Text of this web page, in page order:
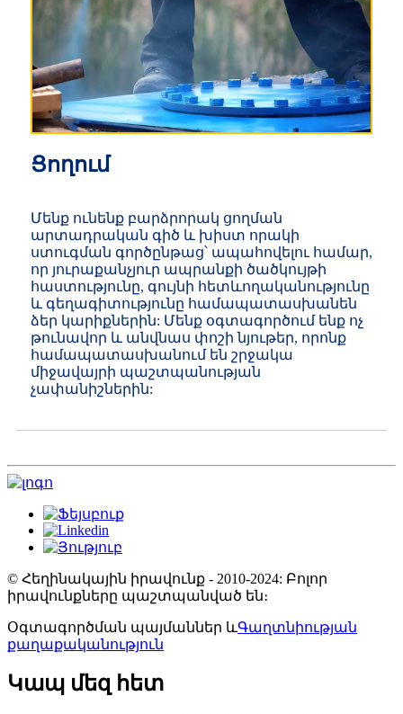
Ցողում
Մենք ունենք բարձրորակ ցողման
արտադրական գիծ և խիստ որակի
ստուգման գործընթաց՝ ապահովելու համար,
որ յուրաքանչյուր ապրանքի ծածկույթի
հաստությունը, գույնի հետևողականությունը
և գեղագիտությունը համապատասխանեն
ձեր կարիքներին: Մենք օգտագործում ենք ոչ
թունավոր և անվնաս փոշի նյութեր, որոնք
համապատասխանում են շրջակա
միջավայրի պաշտպանության
չափանիշներին:
© Հեղինակային իրավունք - 2010-2024: Բոլոր
իրավունքները պաշտպանված են։
Օգտագործման պայմաններ ևԳաղտնիության
քաղաքականություն
Կապ մեզ հետ